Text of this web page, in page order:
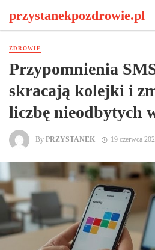
przystanekpozdrowie.pl
ZDROWIE
Przypomnienia
skracają kolejki i
liczbę nieodbytych
By PRZYSTANEK 19 czerwca